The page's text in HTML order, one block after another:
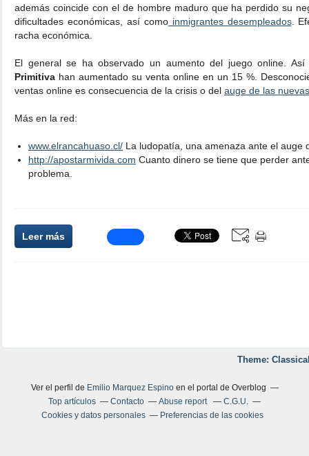
además coincide con el de hombre maduro que ha perdido su
dificultades económicas, así comoinmigrantes desempleados.
racha económica.
El general se ha observado un aumento del juego online.
Primitiva han aumentado su venta online en un 15 %.
ventas online es consecuencia de la crisis o del auge de las
Más en la red:
www.elrancahuaso.cl/ La ludopatía, una amenaza ante el auge
http://apostarmivida.com Cuanto dinero se tiene que perder
problema.
Leer más
Theme:
Ver el perfil de Emilio Marquez Espinoen el portal de Overblog
Top artículos
Contacto Abuse report
C.G.U.
Cookies y datos personales
Preferencias de las cookies